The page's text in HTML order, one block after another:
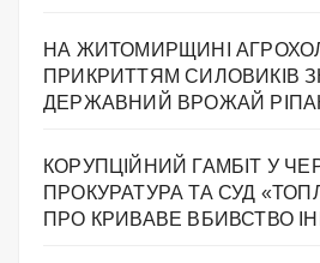
НА ЖИТОМИРЩИНІ
ПРИКРИТТЯМ СИЛОВИКІВ
ДЕРЖАВНИЙ ВРОЖАЙ
КОРУПЦІЙНИЙ ГАМБІТ У
ПРОКУРАТУРА ТА СУД
ПРО КРИВАВЕ ВБИВСТВО